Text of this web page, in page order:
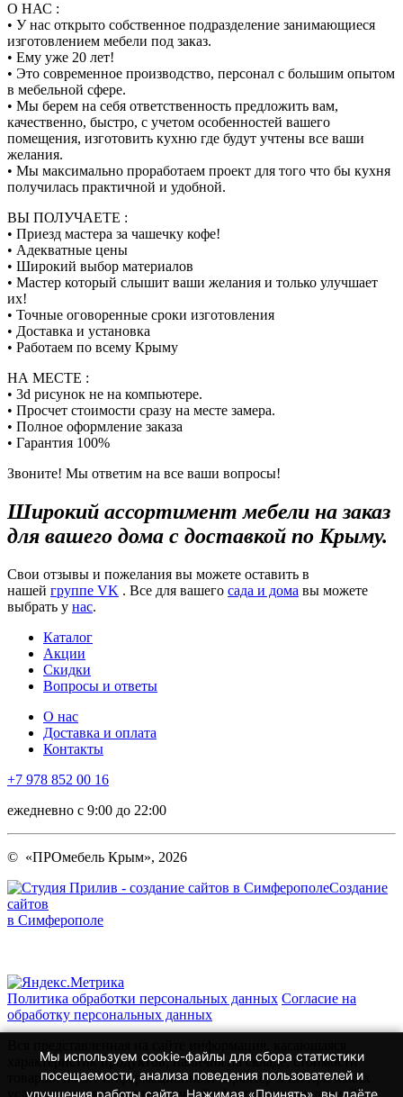
О НАС :
• У нас открыто собственное подразделение занимающиеся
изготовлением мебели под заказ.
• Ему уже 20 лет!
• Это современное производство, персонал с большим опытом
в мебельной сфере.
• Мы берем на себя ответственность предложить вам,
качественно, быстро, с учетом особенностей вашего
помещения, изготовить кухню где будут учтены все ваши
желания.
• Мы максимально проработаем проект для того что бы кухня
получилась практичной и удобной.
ВЫ ПОЛУЧАЕТЕ :
• Приезд мастера за чашечку кофе!
• Адекватные цены
• Широкий выбор материалов
• Мастер который слышит ваши желания и только улучшает
их!
• Точные оговоренные сроки изготовления
• Доставка и установка
• Работаем по всему Крыму
НА МЕСТЕ :
• 3d рисунок не на компьютере.
• Просчет стоимости сразу на месте замера.
• Полное оформление заказа
• Гарантия 100%
Звоните! Мы ответим на все ваши вопросы!
Широкий ассортимент мебели на заказ
для вашего дома с доставкой по Крыму.
Свои отзывы и пожелания вы можете оставить в
нашей группе VK . Все для вашего сада и дома вы можете
выбрать у нас.
Каталог
Акции
Скидки
Вопросы и ответы
О нас
Доставка и оплата
Контакты
+7 978 852 00 16
ежедневно с 9:00 до 22:00
© «ПРОмебель Крым», 2026
Создание
сайтов
в Симферополе
Политика обработки персональных данных Согласие на
обработку персональных данных
характеристик продуктов, наличия на складе, стоимости
товаров, носит информационный характер и ни при каких
условиях не является публичной офертой, определяемой
Мы используем cookie-файлы для сбора статистики
посещаемости, анализа поведения пользователей и
улучшения работы сайта. Нажимая «Принять», вы даёте